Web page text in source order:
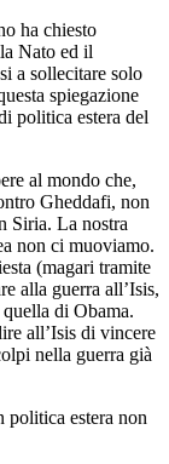
ha chiesto
Nato ed il
a sollecitare solo
spiegazione
politica estera del
al mondo che,
Gheddafi, non
Siria. La nostra
non ci muoviamo.
(magari tramite
alla guerra all’Isis,
di Obama.
all’Isis di vincere
nella guerra già
politica estera non